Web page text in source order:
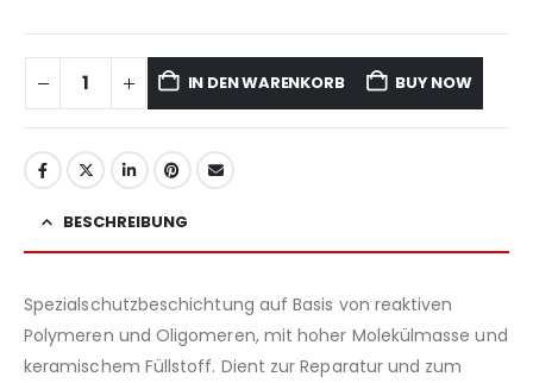
IN DEN WARENKORB BUY NOW
BESCHREIBUNG
Spezialschutzbeschichtung auf Basis von reaktiven
Polymeren und Oligomeren, mit hoher Molekülmasse und
keramischem Füllstoff. Dient zur Reparatur und zum